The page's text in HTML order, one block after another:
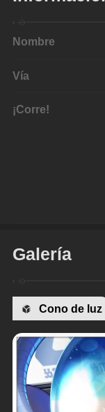
Nombre
Vía
¡Corre!
Galería
Cono de luz